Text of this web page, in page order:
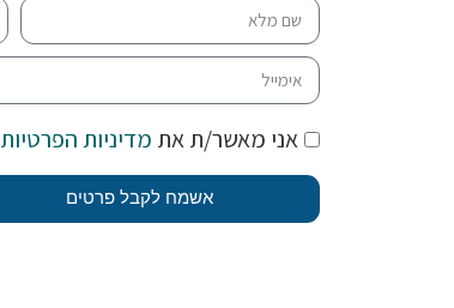
אני מאשר/ת את מדיניות הפרטיות
אשמח לקבל פרטים